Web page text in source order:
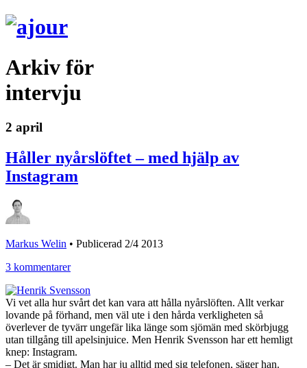
Arkiv för
intervju
2 april
Håller nyårslöftet – med hjälp av
Instagram
Markus Welin • Publicerad 2/4 2013
3 kommentarer
Vi vet alla hur svårt det kan vara att hålla nyårslöften. Allt verkar
lovande på förhand, men väl ute i den hårda verkligheten så
överlever de tyvärr ungefär lika länge som sjömän med skörbjugg
utan tillgång till apelsinjuice. Men Henrik Svensson har ett hemligt
knep: Instagram.
– Det är smidigt. Man har ju alltid med sig telefonen, säger han.